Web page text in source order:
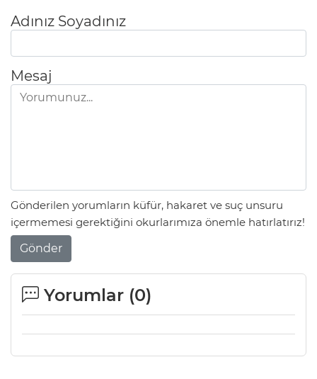
Adınız Soyadınız
Mesaj
Gönderilen yorumların küfür, hakaret ve suç unsuru
içermemesi gerektiğini okurlarımıza önemle hatırlatırız!
Gönder
Yorumlar (0)